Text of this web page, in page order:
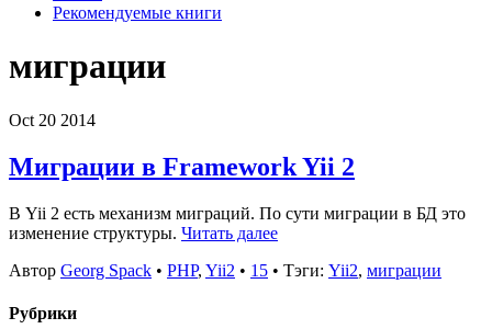
Рекомендуемые книги
миграции
Oct 20 2014
Миграции в Framework Yii 2
В Yii 2 есть механизм миграций. По сути миграции в БД это
изменение структуры. Читать далее
Автор Georg Spack • PHP, Yii2 • 15 • Тэги: Yii2, миграции
Рубрики